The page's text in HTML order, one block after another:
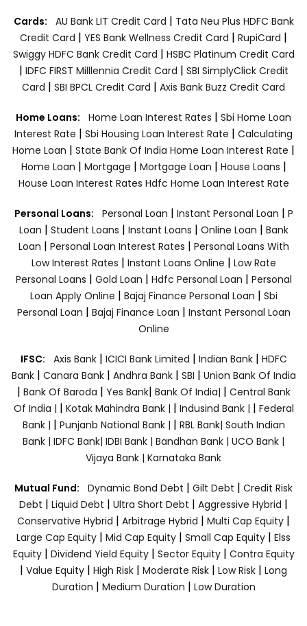
Cards: AU Bank LIT Credit Card | Tata Neu Plus HDFC Bank
Credit Card | YES Bank Wellness Credit Card | RupiCard |
Swiggy HDFC Bank Credit Card | HSBC Platinum Credit Card
| IDFC FIRST Milllennia Credit Card | SBI SimplyClick Credit
Card | SBI BPCL Credit Card | Axis Bank Buzz Credit Card
Home Loans: Home Loan Interest Rates | Sbi Home Loan
Interest Rate | Sbi Housing Loan Interest Rate | Calculating
Home Loan | State Bank Of India Home Loan Interest Rate |
Home Loan | Mortgage | Mortgage Loan | House Loans |
House Loan Interest Rates Hdfc Home Loan Interest Rate
Personal Loans: Personal Loan | Instant Personal Loan | P
Loan | Student Loans | Instant Loans | Online Loan | Bank
Loan | Personal Loan Interest Rates | Personal Loans With
Low Interest Rates | Instant Loans Online | Low Rate
Personal Loans | Gold Loan | Hdfc Personal Loan | Personal
Loan Apply Online | Bajaj Finance Personal Loan | Sbi
Personal Loan | Bajaj Finance Loan | Instant Personal Loan
Online
IFSC: Axis Bank | ICICI Bank Limited | Indian Bank | HDFC
Bank| Canara Bank | Andhra Bank| SBI | Union Bank Of India
| Bank Of Baroda | Yes Bank| Bank Of India| | Central Bank
Of India | | Kotak Mahindra Bank | | Indusind Bank | | Federal
Bank | | Punjanb National Bank | | RBL Bank| South Indian
Bank | IDFC Bank| IDBI Bank | Bandhan Bank | UCO Bank |
Vijaya Bank | Karnataka Bank
Mutual Fund: Dynamic Bond Debt | Gilt Debt | Credit Risk
Debt | Liquid Debt | Ultra Short Debt | Aggressive Hybrid |
Conservative Hybrid | Arbitrage Hybrid | Multi Cap Equity |
Large Cap Equity | Mid Cap Equity | Small Cap Equity | Elss
Equity| Dividend Yield Equity| Sector Equity | Contra Equity
| Value Equity | High Risk | Moderate Risk | Low Risk | Long
Duration | Medium Duration | Low Duration